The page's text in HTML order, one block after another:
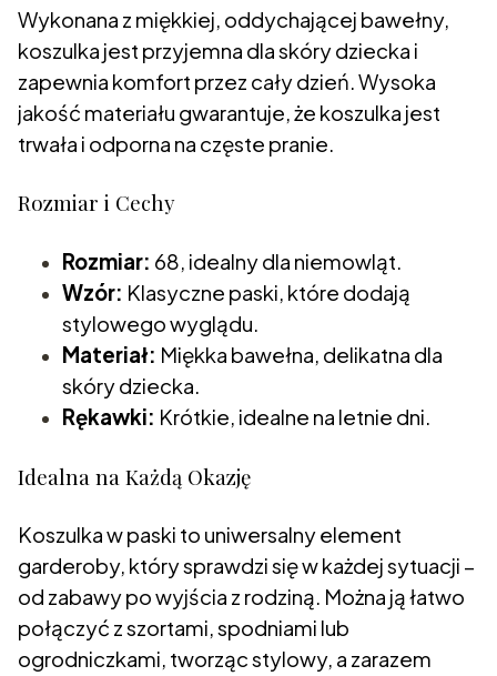
Wykonana z miękkiej, oddychającej bawełny,
koszulka jest przyjemna dla skóry dziecka i
zapewnia komfort przez cały dzień. Wysoka
jakość materiału gwarantuje, że koszulka jest
trwała i odporna na częste pranie.
Rozmiar i Cechy
Rozmiar: 68, idealny dla niemowląt.
Wzór: Klasyczne paski, które dodają
stylowego wyglądu.
Materiał: Miękka bawełna, delikatna dla
skóry dziecka.
Rękawki: Krótkie, idealne na letnie dni.
Idealna na Każdą Okazję
Koszulka w paski to uniwersalny element
garderoby, który sprawdzi się w każdej sytuacji –
od zabawy po wyjścia z rodziną. Można ją łatwo
połączyć z szortami, spodniami lub
ogrodniczkami, tworząc stylowy, a zarazem